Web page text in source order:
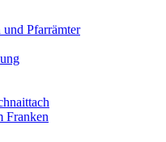
Pfarrämter
Franken